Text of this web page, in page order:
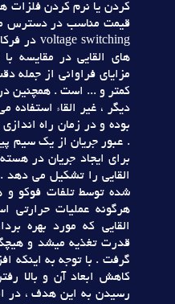
کردن يا نرم کردن فلزات
هاي القايي در مقايسه
مزاياي فراواني از جمله
کمتر و ... است . همچنين در
ديگر ، غير القاء استفاده
بوده و در زمان راه
. عبور جريان از يک سيم
براي ايجاد جريان در
القايي را تشکيل مي دهد
شده توسط تلفات فوکو و
هرگونه عمليات حرارتي
القايي که مورد بهره
قدرت تغذيه ميشد و
گرفت . با توجه به اينکه
کاهش ابعاد آن و بالا
رسيدن به اين هدف ، در